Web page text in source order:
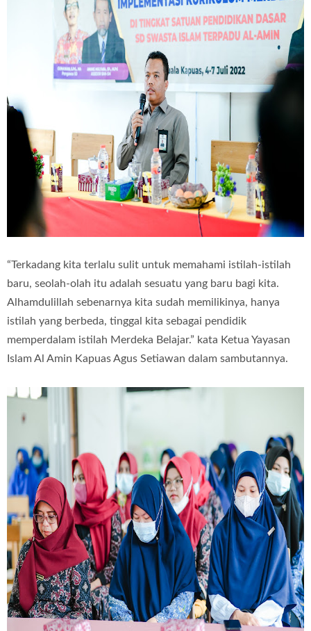
“Terkadang kita terlalu sulit untuk memahami istilah-istilah
baru, seolah-olah itu adalah sesuatu yang baru bagi kita.
Alhamdulillah sebenarnya kita sudah memilikinya, hanya
istilah yang berbeda, tinggal kita sebagai pendidik
memperdalam istilah Merdeka Belajar.” kata Ketua Yayasan
Islam Al Amin Kapuas Agus Setiawan dalam sambutannya.